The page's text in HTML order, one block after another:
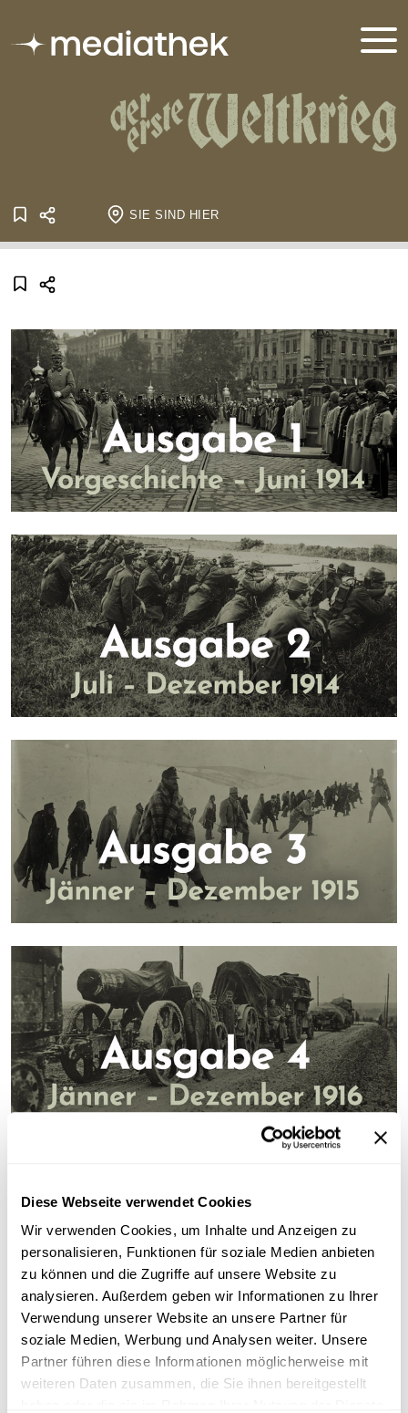
Diese Webseite verwendet Cookies
Wir verwenden Cookies, um Inhalte und Anzeigen zu
personalisieren, Funktionen für soziale Medien anbieten
zu können und die Zugriffe auf unsere Website zu
analysieren. Außerdem geben wir Informationen zu Ihrer
Verwendung unserer Website an unsere Partner für
soziale Medien, Werbung und Analysen weiter. Unsere
Partner führen diese Informationen möglicherweise mit
weiteren Daten zusammen, die Sie ihnen bereitgestellt
SIE SIND HIER